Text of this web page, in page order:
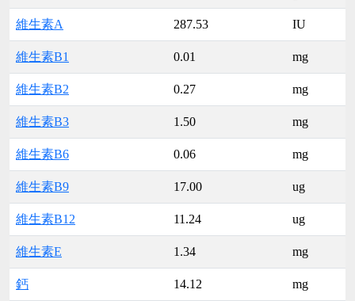
維生素A 287.53 IU
維生素B1 0.01 mg
維生素B2 0.27 mg
維生素B3 1.50 mg
維生素B6 0.06 mg
維生素B9 17.00 ug
維生素B12 11.24 ug
維生素E 1.34 mg
鈣 14.12 mg